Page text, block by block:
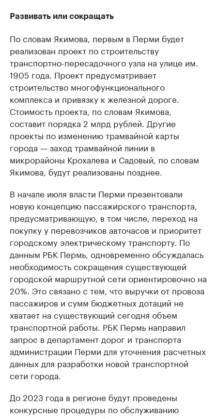
Развивать или сокращать
По словам Якимова, первым в Перми будет
реализован проект по строительству
транспортно-пересадочного узла на улице им.
1905 года. Проект предусматривает
строительство многофункционального
комплекса и привязку к железной дороге.
Стоимость проекта, по словам Якимова,
составит порядка 2 млрд рублей. Другие
проекты по изменению трамвайной карты
города — заход трамвайной линии в
микрорайоны Крохалева и Садовый, по словам
Якимова, будут реализованы позднее.
В начале июля власти Перми презентовали
новую концепцию пассажирского транспорта,
предусматривающую, в том числе, переход на
покупку у перевозчиков авточасов и приоритет
городскому электрическому транспорту. По
данным РБК Пермь, одновременно обсуждалась
необходимость сокращения существующей
городской маршрутной сети ориентировочно на
20%. Это связано с тем, что выручки от провоза
пассажиров и сумм бюджетных дотаций не
хватает на существующий сегодня объем
транспортной работы. РБК Пермь направил
запрос в департамент дорог и транспорта
администрации Перми для уточнения расчетных
данных для разработки новой транспортной
сети города.
До 2023 года в регионе будут проведены
конкурсные процедуры по обслуживанию